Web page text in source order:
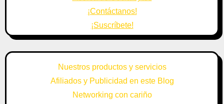
¡Contáctanos!
¡Suscríbete!
Nuestros productos y servicios
Afiliados y Publicidad en este Blog
Networking con cariño